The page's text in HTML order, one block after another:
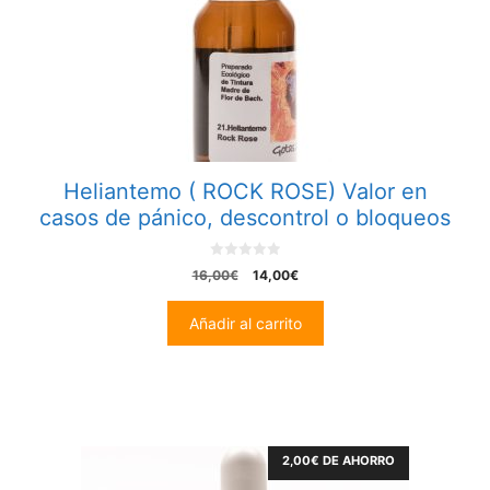
Heliantemo ( ROCK ROSE) Valor en
casos de pánico, descontrol o bloqueos
0
o
o
f
5
16,00€
El
original
era:
14,00€El
es:
Añadir al carrito
2,00€ DE AHORRO